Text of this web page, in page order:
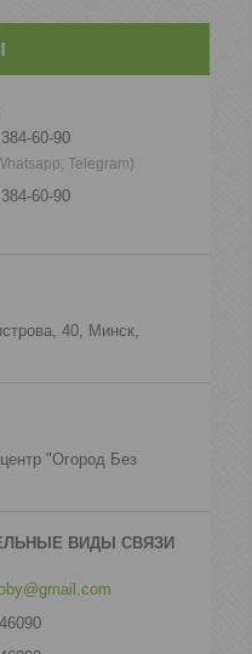
60-90
Telegram)
60-90
40, Минск,
"Огород Без